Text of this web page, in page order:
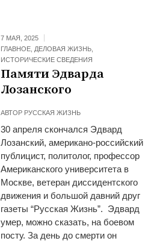
7 МАЯ, 2025
ГЛАВНОЕ ДЕЛОВАЯ ЖИЗНЬ
ИСТОРИЧЕСКИЕ СВЕДЕНИЯ
Памяти Эдварда
Лозанского
АВТОР РУССКАЯ ЖИЗНЬ
30 апреля скончался Эдвард
Лозанский, американо-российский
публицист, политолог, профессор
Американского университета в
Москве, ветеран диссидентского
движения и большой давний друг
газеты “Русская Жизнь”. Эдвард
умер, можно сказать, на боевом
посту. За день до смерти он